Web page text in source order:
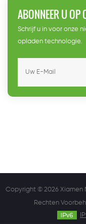
ABONNEER U OP
Schrijf u in voor onze
opladen technologie.
Copyright © 2026 Xiamen
Rechten